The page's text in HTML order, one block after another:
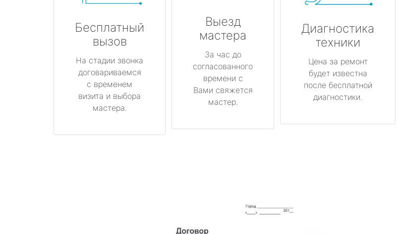
Бесплатный
вызов
На стадии звонка
договариваемся
с временем
визита и выбора
мастера.
Выезд
мастера
За час до
согласованного
времени с
Вами свяжется
мастер.
Диагностика
техники
Цена за ремонт
будет известна
после бесплатной
диагностики.